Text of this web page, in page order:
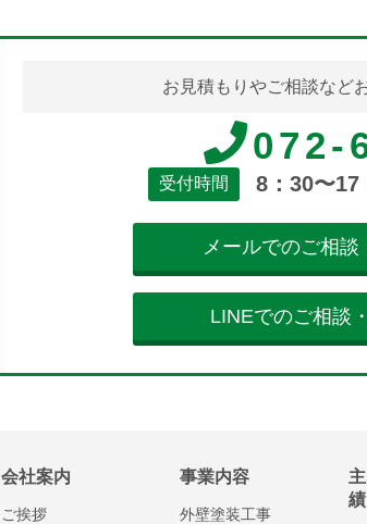
お見積もりやご相談など
072-
受付時間 8：30〜17
メールでのご相談
LINEでのご相談
会社案内
ご挨拶
事業内容
外壁塗装工事
績